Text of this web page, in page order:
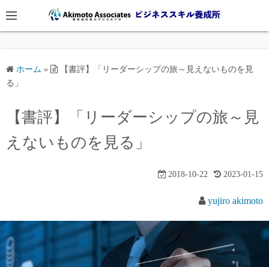
ン
ツ
へ
プ
ホーム »
【書評】「リーダーシップの旅～見えないものを見
る」
【書評】「リーダーシップの旅～見
えないものを見る」
2018-10-22 2023-01-15
yujiro akimoto